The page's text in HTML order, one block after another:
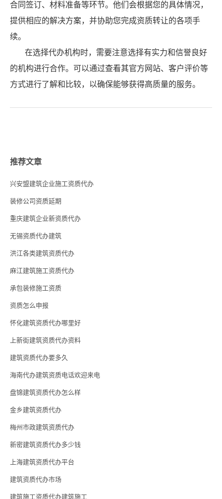
合同签订、材料准备等环节。他们会根据您的具体情况，
提供相应的解决方案，并协助您完成资质转让的各项手
续。
在选择代办机构时，需要注意选择有实力和信誉良好
的机构进行合作。可以通过查看其官方网站、客户评价等
方式进行了解和比较，以确保能够获得高质量的服务。
推荐文章
兴安盟建筑企业施工资质代办
装修公司资质延期
重庆建筑企业新资质代办
无锡资质代办建筑
洪江各类建筑资质代办
麻江建筑施工资质代办
承包装修施工资质
资质怎么申报
怀化建筑资质代办哪里好
上新街建筑资质代办资料
建筑资质代办要多久
海南代办建筑资质电话欢迎来电
盘锦建筑资质代办怎么样
金乡建筑资质代办
梅州市政建筑资质代办
新密建筑资质代办多少钱
上海建筑资质代办平台
建筑资质代办市场
建筑施工资质代办建筑施工